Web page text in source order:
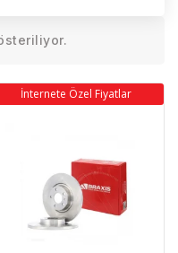
İnternete Özel Fiyatlar